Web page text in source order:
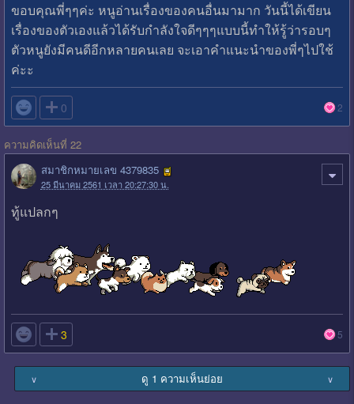
ขอบคุณพี่ๆๆค่ะ หนูอ่านเรื่องของคนอื่นมามาก วันนี้ได้เขียน
เรื่องของตัวเองแล้วได้รับกำลังใจดีๆๆๆแบบนี้ทำให้รู้ว่ารอบๆ
ตัวหนูยังมีคนดีอีกหลายคนเลย จะเอาคำแนะนำของพี่ๆไปใช้
ค่ะะ
 0 2
ความคิดเห็นที่ 22
สมาชิกหมายเลข 4379835
25 มีนาคม 2561 เวลา 20:27:30 น.
ทู้แปลกๆ
 3 5
∨ ดู 1 ความเห็นย่อย ∨